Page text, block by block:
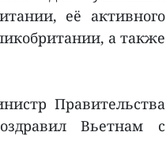
её активного
а также
Правительства
Вьетнам с